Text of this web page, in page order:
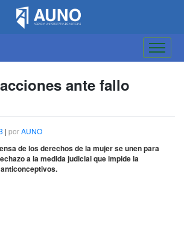
ante fallo
| porAUNO
de los derechos de la mujer se unen para
a la medida judicial que impide la